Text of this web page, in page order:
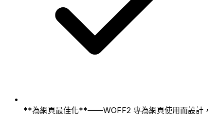
**為網頁最佳化**——WOFF2 專為網頁使用而設計，